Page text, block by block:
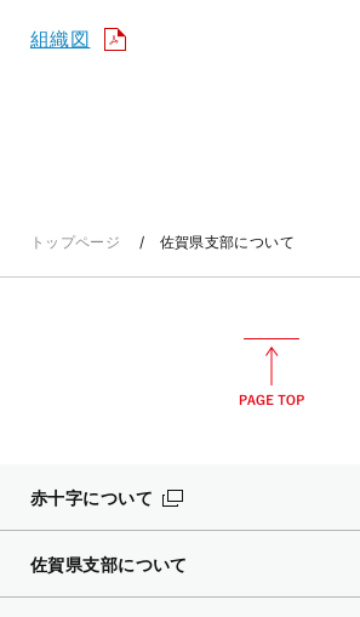
組織図
トップページ 佐賀県支部について
赤十字について
佐賀県支部について